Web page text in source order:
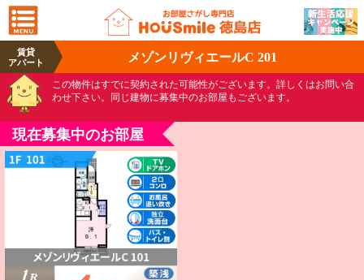
賃貸
アパート
メゾンリヴィエールC 201
この物件はすでに契約された可能性がございます。詳しくはお問い合
わせ下さい。同じ建物に募集中のお部屋もございます。
現在募集中のお部屋